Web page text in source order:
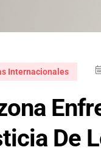
Internacionales
De